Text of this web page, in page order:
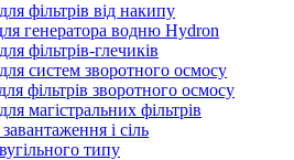
фільтрів від накипу
генератора водню Hydron
фільтрів-глечиків
систем зворотного осмосу
фільтрів зворотного осмосу
магістральних фільтрів
і сіль
типу